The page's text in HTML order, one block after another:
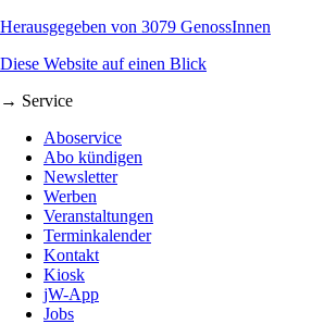
Herausgegeben von 3079 GenossInnen
Diese Website auf einen Blick
→ Service
Aboservice
Abo kündigen
Newsletter
Werben
Veranstaltungen
Terminkalender
Kontakt
Kiosk
jW-App
Jobs